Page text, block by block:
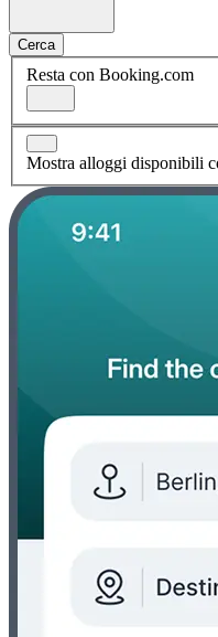
Cerca
Resta con Booking.com
Mostra alloggi disponibili